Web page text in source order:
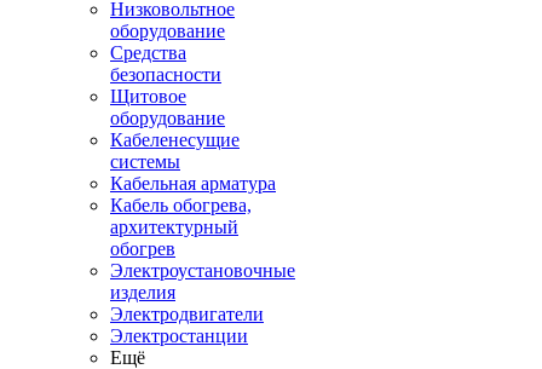
Низковольтное
оборудование
Средства
безопасности
Щитовое
оборудование
Кабеленесущие
системы
Кабельная арматура
Кабель обогрева,
архитектурный
обогрев
Электроустановочные
изделия
Электродвигатели
Электростанции
Ещё